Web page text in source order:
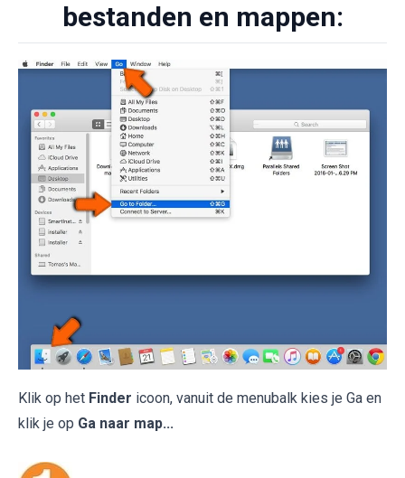
bestanden en mappen:
Klik op het Finder icoon, vanuit de menubalk kies je Ga en
klik je op Ga naar map...